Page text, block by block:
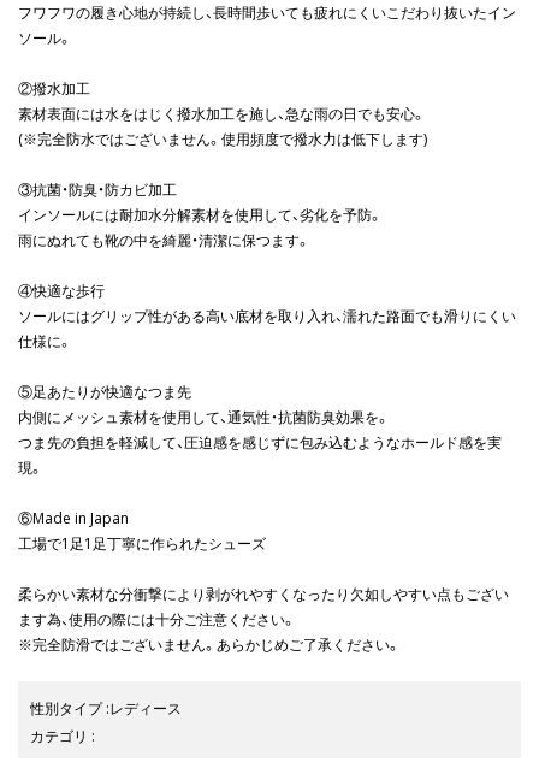
フワフワの履き心地が持続し、長時間歩いても疲れにくいこだわり抜いたイン
ソール。
②撥水加工
素材表面には水をはじく撥水加工を施し、急な雨の日でも安心。
(※完全防水ではございません。使用頻度で撥水力は低下します)
③抗菌・防臭・防カビ加工
インソールには耐加水分解素材を使用して、劣化を予防。
雨にぬれても靴の中を綺麗・清潔に保つます。
④快適な歩行
ソールにはグリップ性がある高い底材を取り入れ、濡れた路面でも滑りにくい
仕様に。
⑤足あたりが快適なつま先
内側にメッシュ素材を使用して、通気性・抗菌防臭効果を。
つま先の負担を軽減して、圧迫感を感じずに包み込むようなホールド感を実
現。
⑥Made in Japan
工場で1足1足丁寧に作られたシューズ
柔らかい素材な分衝撃により剥がれやすくなったり欠如しやすい点もござい
ます為、使用の際には十分ご注意ください。
※完全防滑ではございません。あらかじめご了承ください。
性別タイプ:レディース
カテゴリ :